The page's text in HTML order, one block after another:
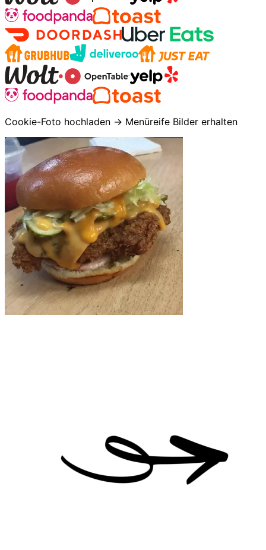
Cookie-Foto hochladen → Menüreife Bilder erhalten